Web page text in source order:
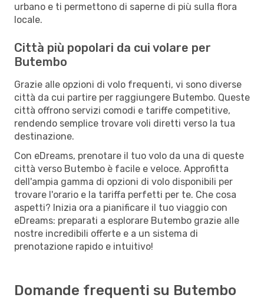
urbano e ti permettono di saperne di più sulla flora
locale.
Città più popolari da cui volare per
Butembo
Grazie alle opzioni di volo frequenti, vi sono diverse
città da cui partire per raggiungere Butembo. Queste
città offrono servizi comodi e tariffe competitive,
rendendo semplice trovare voli diretti verso la tua
destinazione.
Con eDreams, prenotare il tuo volo da una di queste
città verso Butembo è facile e veloce. Approfitta
dell'ampia gamma di opzioni di volo disponibili per
trovare l'orario e la tariffa perfetti per te. Che cosa
aspetti? Inizia ora a pianificare il tuo viaggio con
eDreams: preparati a esplorare Butembo grazie alle
nostre incredibili offerte e a un sistema di
prenotazione rapido e intuitivo!
Domande frequenti su Butembo